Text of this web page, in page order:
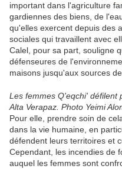
important dans l'agriculture
gardiennes des biens, de
qu'elles exercent depuis des
sociales qui travaillent avec
Calel, pour sa part, souligne
défenseures de
maisons jusqu'aux sources
Les femmes Q'eqchi' défilent
Alta Verapaz. Photo Yeimi
Pour elle, prendre soin de
dans la vie humaine, en
défendent leurs territoires et
Cependant, les incendies de
auquel les femmes sont